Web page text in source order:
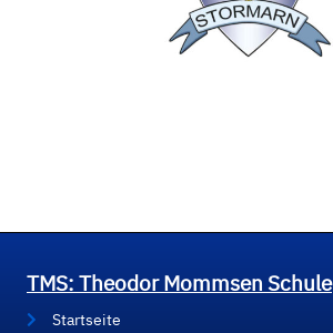
TMS: Theodor Mommsen Schule
Startseite